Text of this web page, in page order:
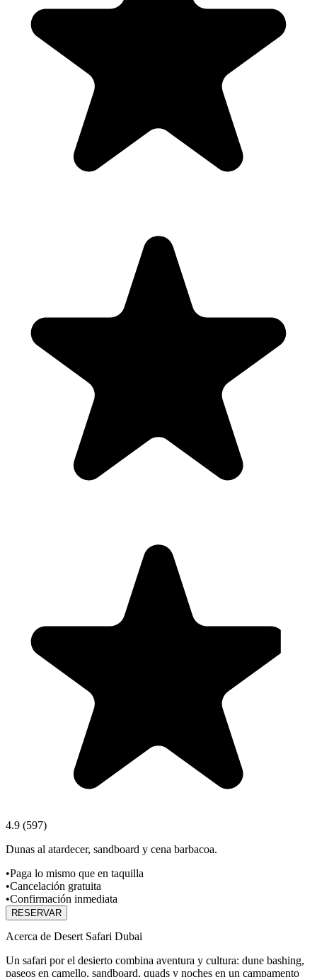
4.9 (597)
Dunas al atardecer, sandboard y cena barbacoa.
•Paga lo mismo que en taquilla
•Cancelación gratuita
•Confirmación inmediata
RESERVAR
Acerca de Desert Safari Dubai
Un safari por el desierto combina aventura y cultura: dune bashing,
paseos en camello, sandboard, quads y noches en un campamento